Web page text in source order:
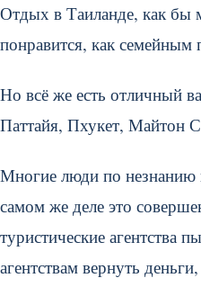
Отдых в Таиланде, как бы
понравится, как семейным
Но всё же есть отличный
Паттайя, Пхукет, Майтон
Многие люди по незнанию
самом же деле это
туристические агентства
агентствам вернуть